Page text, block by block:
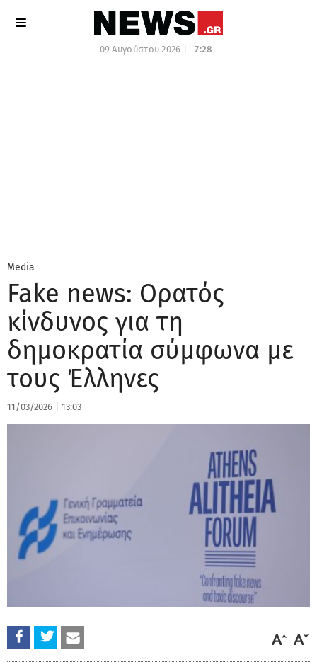
09 Αυγούστου 2026 | 7:28
Media
Fake news: Ορατός
κίνδυνος για τη
δημοκρατία σύμφωνα με
τους Έλληνες
11/03/2026 13:03